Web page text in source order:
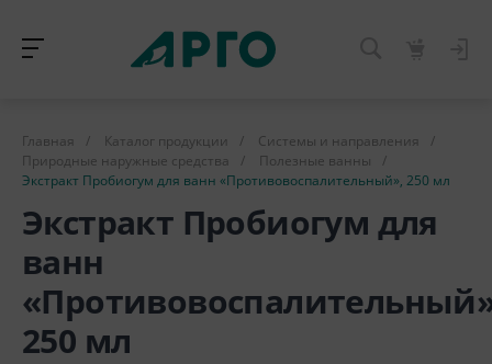
Главная / Каталог продукции / Системы и направления
/
Природные наружные средства
/ Полезные ванны
/
Экстракт Пробиогум для ванн «Противовоспалительный», 250 мл
Экстракт Пробиогум для
ванн
250 мл